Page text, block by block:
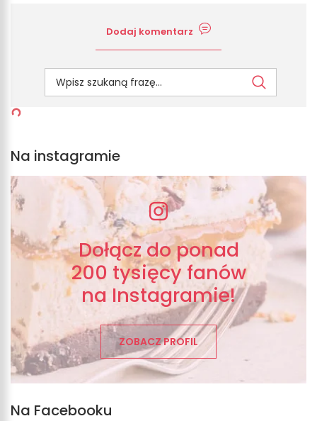
Dodaj komentarz
Na instagramie
Dołącz do ponad
200 tysięcy fanów
na Instagramie!
ZOBACZ PROFIL
Na Facebooku